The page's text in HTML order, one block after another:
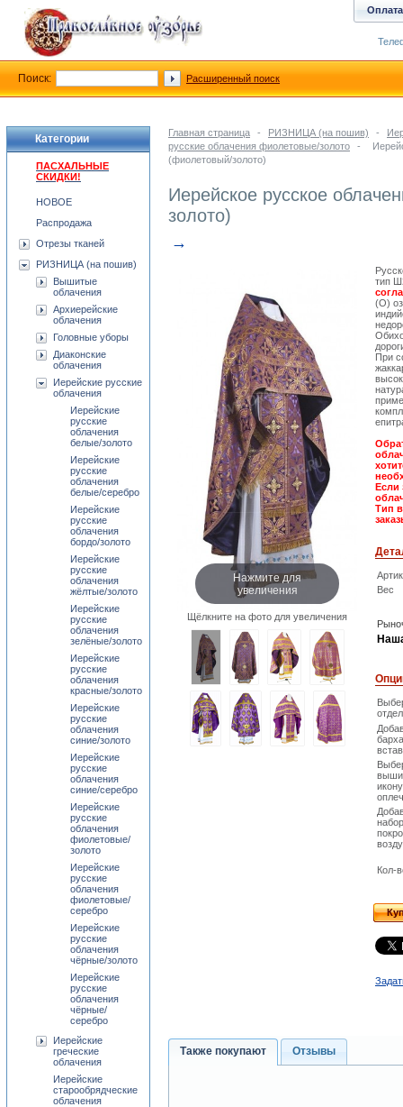
Главная страница - РИЗНИЦА (на пошив) -
русские облачения фиолетовые/золото
-
(фиолетовый/золото)
Иерейское русское
золото)
→
Нажмите для
увеличения
Щёлкните на фото для увеличения
тип
(О)
При
Если
Тип
Вес
набор
Кол-
Также покупают Отзывы
Категории
ПАСХАЛЬНЫЕ
СКИДКИ!
НОВОЕ
Распродажа
Отрезы тканей
РИЗНИЦА (на пошив)
Вышитые
облачения
Архиерейские
облачения
Головные уборы
Диаконские
облачения
Иерейские русские
облачения
Иерейские
русские
облачения
белые/золото
Иерейские
русские
облачения
белые/серебро
Иерейские
русские
облачения
бордо/золото
Иерейские
русские
облачения
жёлтые/золото
Иерейские
русские
облачения
зелёные/золото
Иерейские
русские
облачения
красные/золото
Иерейские
русские
облачения
синие/золото
Иерейские
русские
облачения
синие/серебро
Иерейские
русские
облачения
фиолетовые/
золото
Иерейские
русские
облачения
фиолетовые/
серебро
Иерейские
русские
облачения
чёрные/золото
Иерейские
русские
облачения
чёрные/
серебро
Иерейские
греческие
облачения
Иерейские
старообрядческие
облачения
Оплата
Поиск: Расширенный поиск